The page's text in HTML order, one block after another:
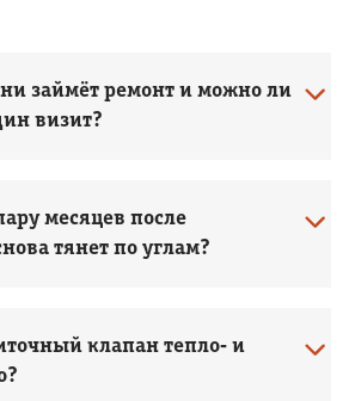
займёт ремонт и можно ли
визит?
месяцев после
тянет по углам?
клапан тепло‑ и